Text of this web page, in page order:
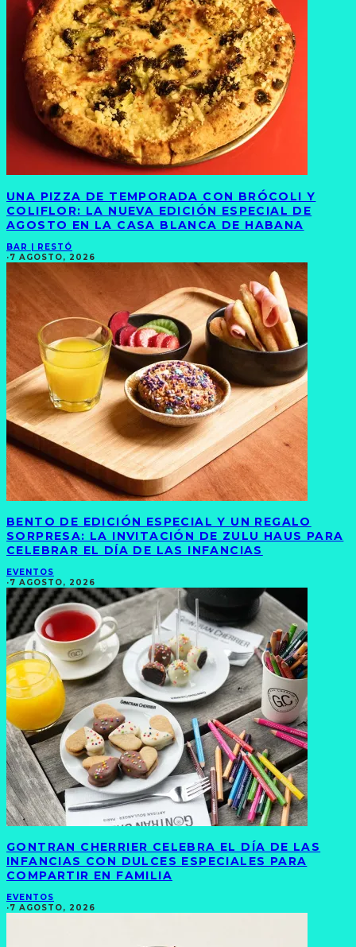
UNA PIZZA DE TEMPORADA CON BRÓCOLI Y
COLIFLOR: LA NUEVA EDICIÓN ESPECIAL DE
AGOSTO EN LA CASA BLANCA DE HABANA
BAR | RESTÓ
·7 AGOSTO, 2026
BENTO DE EDICIÓN ESPECIAL Y UN REGALO
SORPRESA: LA INVITACIÓN DE ZULU HAUS PARA
CELEBRAR EL DÍA DE LAS INFANCIAS
EVENTOS
·7 AGOSTO, 2026
GONTRAN CHERRIER CELEBRA EL DÍA DE LAS
INFANCIAS CON DULCES ESPECIALES PARA
COMPARTIR EN FAMILIA
EVENTOS
·7 AGOSTO, 2026